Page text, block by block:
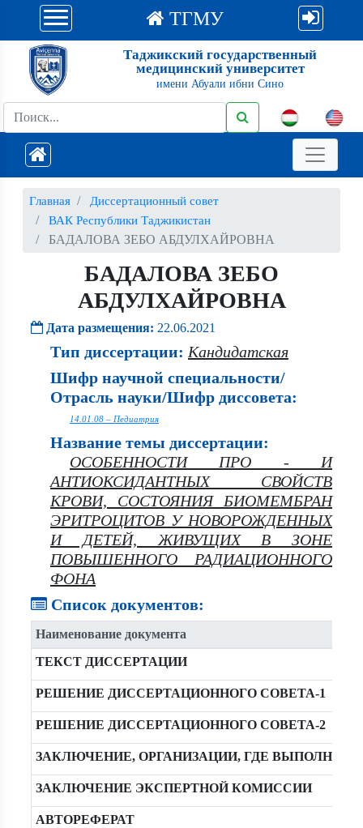
ТГМУ
Таджикский государственный
медицинский университет
имени Абуали ибни Сино
Главная
Диссертационный совет
ВАК Республики Таджикистан
БАДАЛОВА ЗЕБО АБДУЛХАЙРОВНА
БАДАЛОВА ЗЕБО
АБДУЛХАЙРОВНА
Дата размещения: 22.06.2021
Тип диссертации: Кандидатская
Шифр научной специальности/
Отрасль науки/Шифр диссовета:
14.01.08 – Педиатрия
Название темы диссертации:
ОСОБЕННОСТИ ПРО - И
АНТИОКСИДАНТНЫХ СВОЙСТВ
КРОВИ, СОСТОЯНИЯ БИОМЕМБРАН
ЭРИТРОЦИТОВ У НОВОРОЖДЕННЫХ
И ДЕТЕЙ, ЖИВУЩИХ В ЗОНЕ
ПОВЫШЕННОГО РАДИАЦИОННОГО
ФОНА
Список документов:
Наименование документа
ТЕКСТ ДИССЕРТАЦИИ
РЕШЕНИЕ ДИССЕРТАЦИОННОГО СОВЕТА-1
РЕШЕНИЕ ДИССЕРТАЦИОННОГО СОВЕТА-2
ЗАКЛЮЧЕНИЕ, ОРГАНИЗАЦИИ, ГДЕ
ЗАКЛЮЧЕНИЕ ЭКСПЕРТНОЙ КОМИССИИ
АВТОРЕФЕРАТ